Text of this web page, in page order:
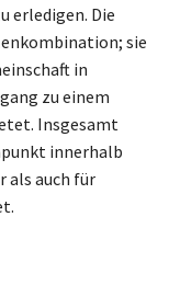
erledigen. Die
sie
in
zu einem
Insgesamt
innerhalb
als auch für